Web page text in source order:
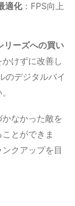
適化：FPS向上
リーズへの買い
けずに改善し
のデジタルバイ
なかった敵を
とができま
クアップを目